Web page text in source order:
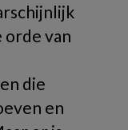
orde van
die
en